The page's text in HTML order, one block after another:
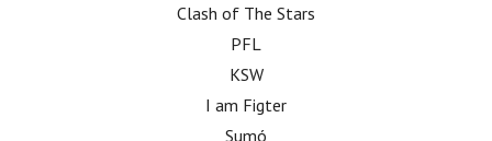
Clash of The Stars
PFL
KSW
I am Figter
Sumó